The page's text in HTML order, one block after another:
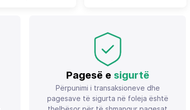
Pagesë e sigurtë
Përpunimi i transaksioneve dhe
pagesave të sigurta në foleja është